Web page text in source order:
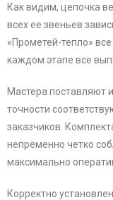
Как видим, цепочка
всех ее звеньев
«Прометей-тепло»
каждом этапе все
Мастера поставляют
точности
заказчиков.
непременно четко
максимально
Корректно